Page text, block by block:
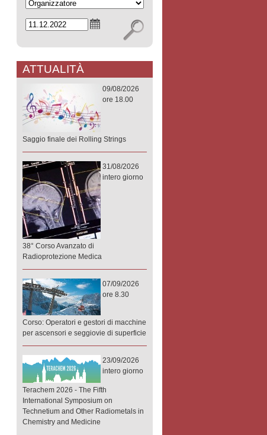
ATTUALITÀ
09/08/2026
ore 18.00
Saggio finale dei Rolling Strings
31/08/2026
intero giorno
38° Corso Avanzato di
Radioprotezione Medica
07/09/2026
ore 8.30
Corso: Operatori e gestori di macchine
per ascensori e seggiovie di superficie
23/09/2026
intero giorno
Terachem 2026 - The Fifth
International Symposium on
Technetium and Other Radiometals in
Chemistry and Medicine